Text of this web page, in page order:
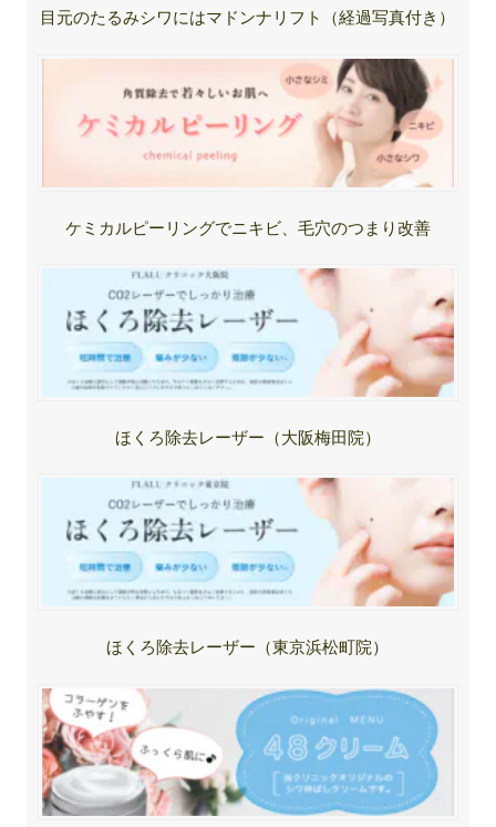
目元のたるみシワにはマドンナリフト（経過写真付き）
ケミカルピーリングでニキビ、毛穴のつまり改善
ほくろ除去レーザー（大阪梅田院）
ほくろ除去レーザー（東京浜松町院）